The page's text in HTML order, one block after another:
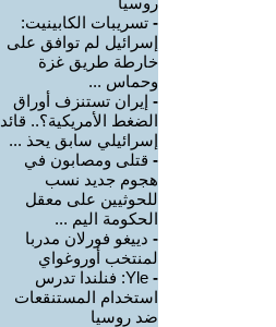
- تسريبات الكابينيت:
إسرائيل لم توافق على
خارطة طريق غزة
وحماس ...
- إيران تستنزف أوراق
الضغط الأمريكية؟.. قائد
إسرائيلي سابق يحذ ...
- قتلى ومصابون في
هجوم جديد نسب
للحوثيين على معقل
الحكومة اليم ...
- دييغو فورلان مدربا
لمنتخب أوروغواي
-
Yle: فنلندا تدرس
استخدام المستنقعات
ضد روسيا